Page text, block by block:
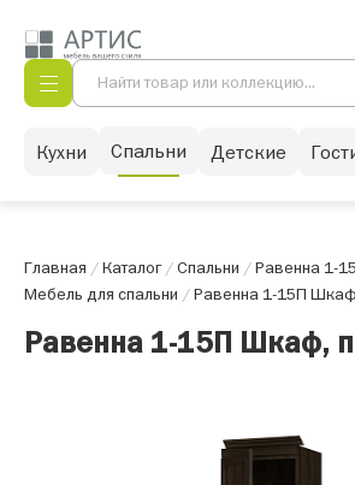
Кухни Спальни Детские
Главная /Каталог/Спальни /Равенна 1-
Мебель для спальни /Равенна 1-15П
Равенна 1-15П Шкаф,